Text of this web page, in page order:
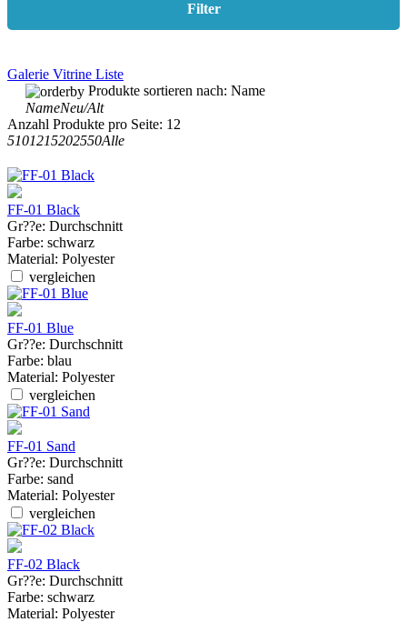
Filter
Galerie Vitrine Liste
Produkte sortieren nach: Name
NameNeu/Alt
Anzahl Produkte pro Seite: 12
5101215202550Alle
FF-01 Black
Gr??e: Durchschnitt
Farbe: schwarz
Material: Polyester
vergleichen
FF-01 Blue
Gr??e: Durchschnitt
Farbe: blau
Material: Polyester
vergleichen
FF-01 Sand
Gr??e: Durchschnitt
Farbe: sand
Material: Polyester
vergleichen
FF-02 Black
Gr??e: Durchschnitt
Farbe: schwarz
Material: Polyester